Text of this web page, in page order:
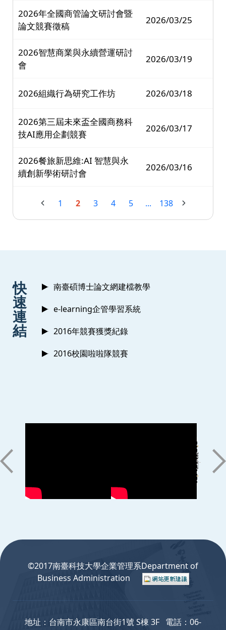
2026年全國商管論文研討會暨
論文競賽徵稿
2026/03/25
2026智慧商業與永續營運研討
會
2026/03/19
2026組織行為研究工作坊 2026/03/18
2026第三屆未來盃全國商務科
技AI應用企劃競賽
2026/03/17
2026餐旅新思維:AI 智慧與永
續創新學術研討會
2026/03/16
1 2 3 4 5 ... 138
快
速
連
結
南臺碩博士論文網建檔教學
e-learning企管學習系統
2016年競賽獲獎紀錄
2016校園啦啦隊競賽
©2017南臺科技大學企業管理系Department of
Business Administration
地址：台南市永康區南台街1號 S棟 3F 電話：06-